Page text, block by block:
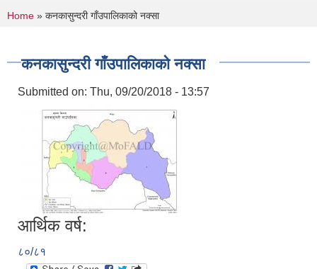
You are here
Home » कनकासुन्दरी गाँउपालिकाको नक्सा
कनकासुन्दरी गाँउपालिकाको नक्सा
Submitted on: Thu, 09/20/2018 - 13:57
आर्थिक वर्ष:
८०/८१